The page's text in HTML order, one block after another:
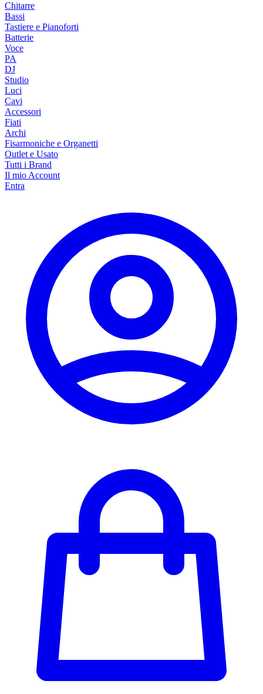
Chitarre
Bassi
Tastiere e Pianoforti
Batterie
Voce
PA
DJ
Studio
Luci
Cavi
Accessori
Fiati
Archi
Fisarmoniche e Organetti
Outlet e Usato
Tutti i Brand
Il mio Account
Entra